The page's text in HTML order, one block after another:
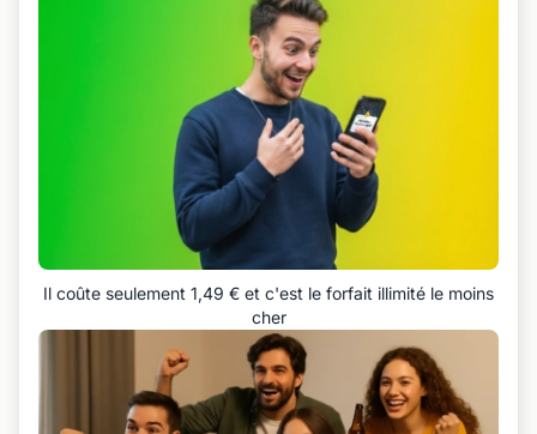
Il coûte seulement 1,49 € et c'est le forfait illimité le moins
cher